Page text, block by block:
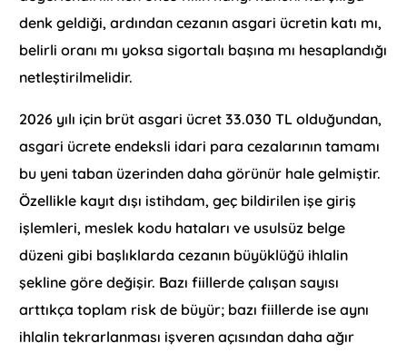
denk geldiği, ardından cezanın asgari ücretin katı mı,
belirli oranı mı yoksa sigortalı başına mı hesaplandığı
netleştirilmelidir.
2026 yılı için brüt asgari ücret 33.030 TL olduğundan,
asgari ücrete endeksli idari para cezalarının tamamı
bu yeni taban üzerinden daha görünür hale gelmiştir.
Özellikle kayıt dışı istihdam, geç bildirilen işe giriş
işlemleri, meslek kodu hataları ve usulsüz belge
düzeni gibi başlıklarda cezanın büyüklüğü ihlalin
şekline göre değişir. Bazı fiillerde çalışan sayısı
arttıkça toplam risk de büyür; bazı fiillerde ise aynı
ihlalin tekrarlanması işveren açısından daha ağır